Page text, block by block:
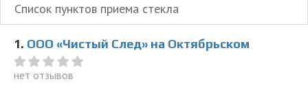
Список пунктов приема стекла
1. ООО «Чистый След» на Октябрьском
нет отзывов